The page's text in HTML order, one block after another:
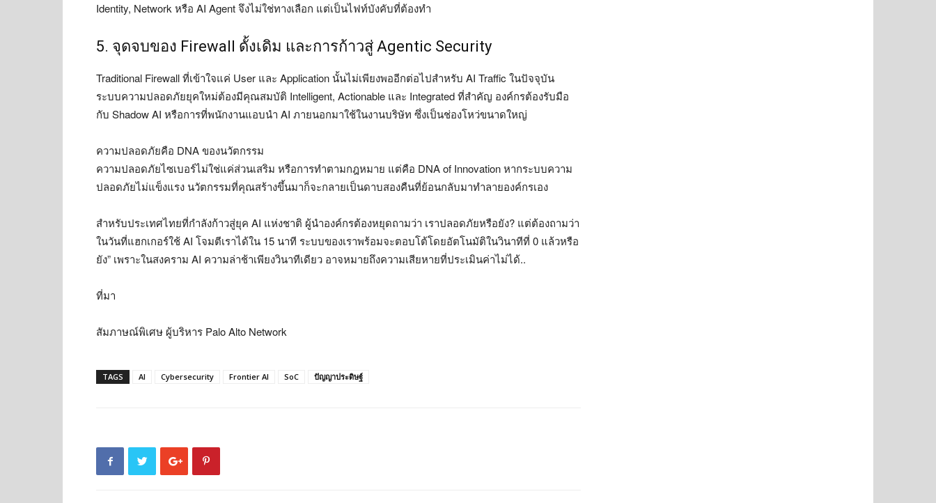
Identity, Network หรือ AI Agent จึงไม่ใช่ทางเลือก แต่เป็นไฟท์บังคับที่ต้องทำ
5. จุดจบของ Firewall ดั้งเดิม และการก้าวสู่ Agentic Security
Traditional Firewall ที่เข้าใจแค่ User และ Application นั้นไม่เพียงพออีกต่อไปสำหรับ AI Traffic ในปัจจุบัน
ระบบความปลอดภัยยุคใหม่ต้องมีคุณสมบัติ Intelligent, Actionable และ Integrated ที่สำคัญ องค์กรต้องรับมือ
กับ Shadow AI หรือการที่พนักงานแอบนำ AI ภายนอกมาใช้ในงานบริษัท ซึ่งเป็นช่องโหว่ขนาดใหญ่
ความปลอดภัยคือ DNA ของนวัตกรรม
ความปลอดภัยไซเบอร์ไม่ใช่แค่ส่วนเสริม หรือการทำตามกฎหมาย แต่คือ DNA of Innovation หากระบบความ
ปลอดภัยไม่แข็งแรง นวัตกรรมที่คุณสร้างขึ้นมาก็จะกลายเป็นดาบสองคืนที่ย้อนกลับมาทำลายองค์กรเอง
สำหรับประเทศไทยที่กำลังก้าวสู่ยุค AI แห่งชาติ ผู้นำองค์กรต้องหยุดถามว่า เราปลอดภัยหรือยัง? แต่ต้องถามว่า
ในวันที่แฮกเกอร์ใช้ AI โจมตีเราได้ใน 15 นาที ระบบของเราพร้อมจะตอบโต้โดยอัตโนมัติในวินาทีที่ 0 แล้วหรือ
ยัง” เพราะในสงคราม AI ความล่าช้าเพียงวินาทีเดียว อาจหมายถึงความเสียหายที่ประเมินค่าไม่ได้..
ที่มา
สัมภาษณ์พิเศษ ผู้บริหาร Palo Alto Network
TAGS AI Cybersecurity Frontier AI SoC ปัญญาประดิษฐ์